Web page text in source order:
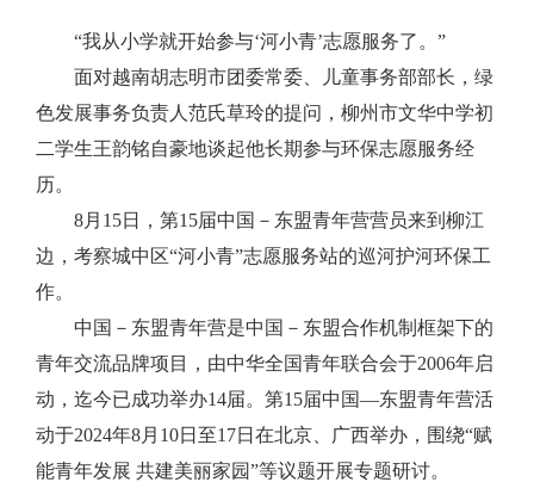
“我从小学就开始参与‘河小青’志愿服务了。”
面对越南胡志明市团委常委、儿童事务部部长，绿
色发展事务负责人范氏草玲的提问，柳州市文华中学初
二学生王韵铭自豪地谈起他长期参与环保志愿服务经
历。
8月15日，第15届中国－东盟青年营营员来到柳江
边，考察城中区“河小青”志愿服务站的巡河护河环保工
作。
中国－东盟青年营是中国－东盟合作机制框架下的
青年交流品牌项目，由中华全国青年联合会于2006年启
动，迄今已成功举办14届。第15届中国—东盟青年营活
动于2024年8月10日至17日在北京、广西举办，围绕“赋
能青年发展 共建美丽家园”等议题开展专题研讨。